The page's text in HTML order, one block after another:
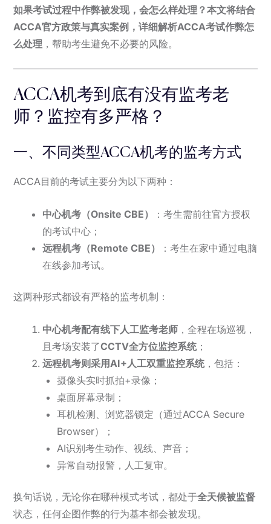
如果考试过程中作弊被发现，会怎么样处理？本文将结合
ACCA官方政策与真实案例，详细解析ACCA考试作弊怎
么处理 ，帮助考生避免不必要的风险。
ACCA机考到底有没有监考老
师？监控有多严格？
一、不同类型ACCA机考的监考方式
ACCA目前的考试主要分为以下两种：
中心机考（Onsite CBE）
：考生需前往官方授权
的考试中心；
远程机考（Remote CBE）
：考生在家中通过电脑
在线参加考试。
这两种形式都设有严格的监考机制：
中心机考配有线下人工监考老师 ，全程在场巡视，
且考场安装了CCTV全方位监控系统；
远程机考则采用AI+人工双重监控系统，包括：
摄像头实时抓拍+录像；
桌面屏幕录制；
耳机检测、浏览器锁定（通过ACCA Secure
Browser）；
AI识别考生动作、视线、声音；
异常自动报警，人工复审。
换句话说，无论你在哪种模式考试，都处于全天候被监督
状态，任何企图作弊的行为基本都会被发现。